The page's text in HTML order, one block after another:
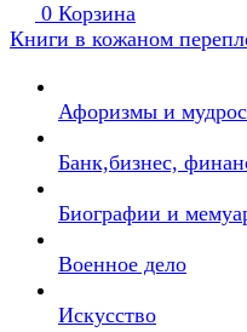
0 Корзина
Книги в кожаном
Афоризмы и
Банк,бизнес,
Биографии и
Военное дело
Искусство